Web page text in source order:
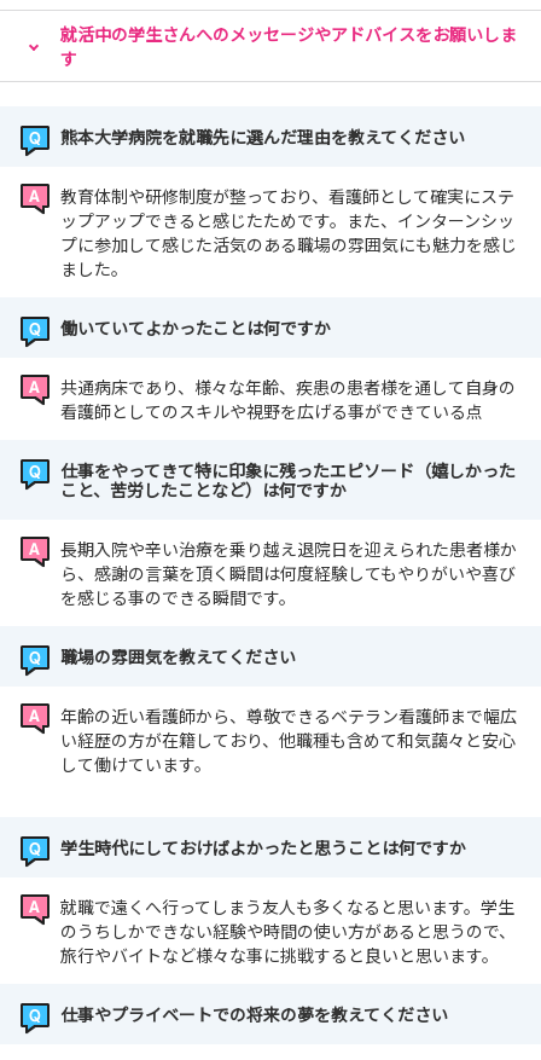
就活中の学生さんへのメッセージやアドバイスをお願いしま
す
熊本大学病院を就職先に選んだ理由を教えてください
教育体制や研修制度が整っており、看護師として確実にステ
ップアップできると感じたためです。また、インターンシッ
プに参加して感じた活気のある職場の雰囲気にも魅力を感じ
ました。
働いていてよかったことは何ですか
共通病床であり、様々な年齢、疾患の患者様を通して自身の
看護師としてのスキルや視野を広げる事ができている点
仕事をやってきて特に印象に残ったエピソード（嬉しかった
こと、苦労したことなど）は何ですか
長期入院や辛い治療を乗り越え退院日を迎えられた患者様か
ら、感謝の言葉を頂く瞬間は何度経験してもやりがいや喜び
を感じる事のできる瞬間です。
職場の雰囲気を教えてください
年齢の近い看護師から、尊敬できるベテラン看護師まで幅広
い経歴の方が在籍しており、他職種も含めて和気藹々と安心
して働けています。
学生時代にしておけばよかったと思うことは何ですか
就職で遠くへ行ってしまう友人も多くなると思います。学生
のうちしかできない経験や時間の使い方があると思うので、
旅行やバイトなど様々な事に挑戦すると良いと思います。
仕事やプライベートでの将来の夢を教えてください